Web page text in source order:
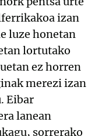
izan
luze honetan
lortutako
ez horren
merezi izan
Eibar
lanean
sorrerako